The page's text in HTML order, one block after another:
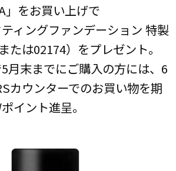
」をお買い上げで
ィングファンデーション 特製
たは02174）をプレゼント。
月末までにご購入の方には、6
カウンターでのお買い物を期
イント進呈。